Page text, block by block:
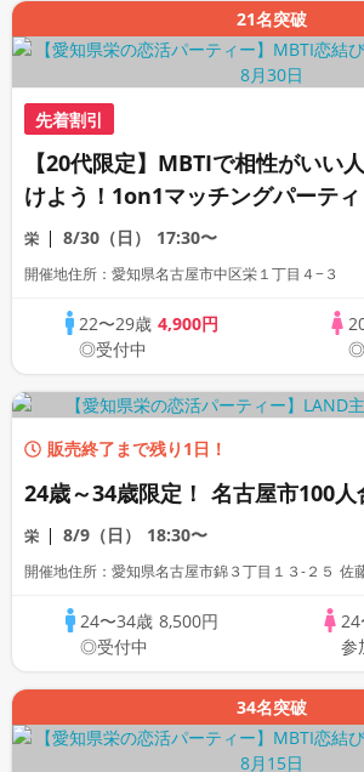
21名突破
先着割引
【20代限定】MBTIで相性がいい
けよう！1on1マッチングパーティ
栄 8/30（日） 17:30〜
開催地住所：愛知県名古屋市中区栄１丁目４−３
22〜29歳4,900円
◎受付中
◎
販売終了まで残り1日！
24歳～34歳限定！ 名古屋市100人
栄 8/9（日） 18:30〜
開催地住所：愛知県名古屋市錦３丁目１３-２５ 佐
24〜34歳 8,500円
◎受付中
24
参
34名突破